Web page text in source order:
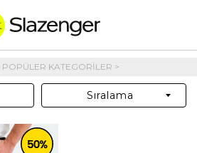
POPÜLER KATEGORİLER
Sıralama